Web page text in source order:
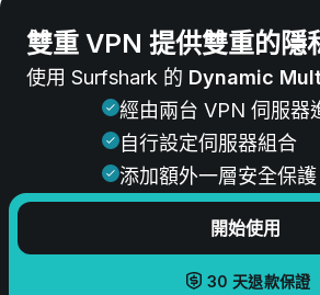
雙重 VPN 提供雙重的隱
使用 Surfshark 的 Dynamic
經由兩台 VPN 伺服器
自行設定伺服器組合
添加額外一層安全保護
開始使用
30 天退款保證